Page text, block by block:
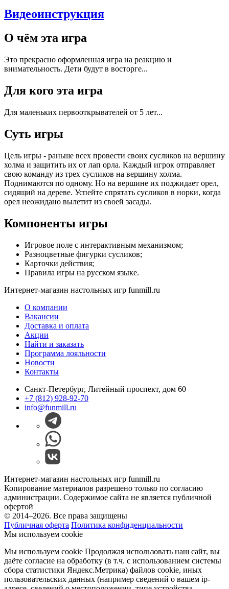
Видеоинструкция
О чём эта игра
Это прекрасно оформленная игра на реакцию и
внимательность. Дети будут в восторге...
Для кого эта игра
Для маленьких первооткрывателей от 5 лет...
Суть игры
Цель игры - раньше всех провести своих сусликов на вершину
холма и защитить их от лап орла. Каждый игрок отправляет
свою команду из трех сусликов на вершину холма.
Поднимаются по одному. Но на вершине их поджидает орел,
сидящий на дереве. Успейте спрятать сусликов в норки, когда
орел неожидано вылетит из своей засады.
Компоненты игры
Игровое поле с интерактивным механизмом;
Разноцветные фигурки сусликов;
Карточки действия;
Правила игры на русском языке.
Интернет-магазин настольных игр funmill.ru
О компании
Вакансии
Доставка и оплата
Акции
Найти и заказать
Программа лояльности
Новости
Контакты
Санкт-Петербург, Литейный проспект, дом 60
+7 (812) 928-92-70
info@funmill.ru
Интернет-магазин настольных игр funmill.ru
Копирование материалов разрешено только по согласию
администрации. Содержимое сайта не является публичной
офертой
© 2014–2026. Все права защищены
Публичная оферта Политика конфиденциальности
Мы используем cookie
Мы используем cookie Продолжая использовать наш cайт, вы
даёте согласие на обработку (в т.ч. с использованием системы
сбора статистики Яндекс.Метрика) файлов cookie, иных
пользовательских данных (например сведений о вашем ip-